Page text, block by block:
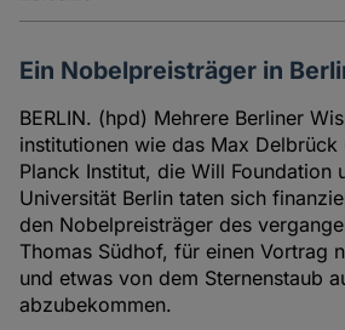
Ein Nobelpreisträger in
BERLIN. (hpd) Mehrere Berliner
institutionen wie das Max Delbrück
Planck Institut, die Will Foundation
Universität Berlin taten sich
den Nobelpreisträger des
Thomas Südhof, für einen Vortrag
und etwas von dem Sternenstaub
abzubekommen.
und
Cookies